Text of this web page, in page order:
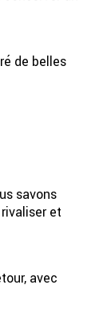
de belles
savons
et
avec